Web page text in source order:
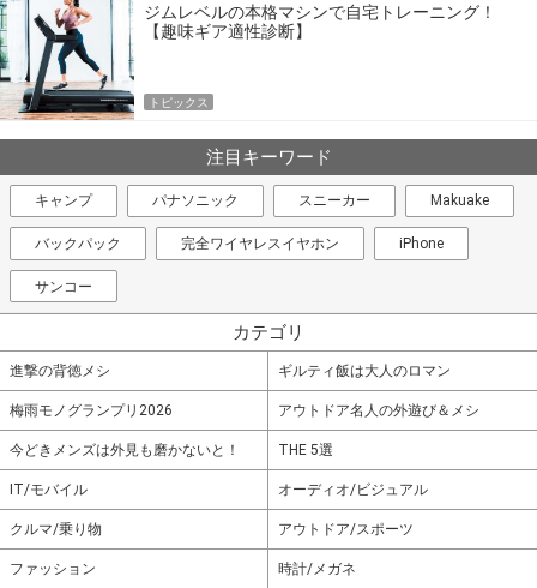
ジムレベルの本格マシンで自宅トレーニング！
【趣味ギア適性診断】
トピックス
注目キーワード
キャンプ パナソニック スニーカー Makuake
バックパック 完全ワイヤレスイヤホン iPhone
サンコー
カテゴリ
進撃の背徳メシ ギルティ飯は大人のロマン
梅雨モノグランプリ2026 アウトドア名人の外遊び＆メシ
今どきメンズは外見も磨かないと！ THE 5選
IT/モバイル オーディオ/ビジュアル
クルマ/乗り物 アウトドア/スポーツ
ファッション 時計/メガネ